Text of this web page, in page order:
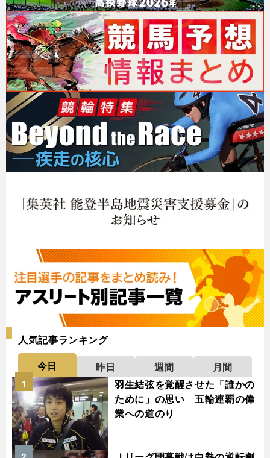
人気記事ランキング
今日 昨日 週間
月間
羽生結弦を覚醒させた「誰かの
ために」の思い 五輪連覇の偉
業への道のり
1